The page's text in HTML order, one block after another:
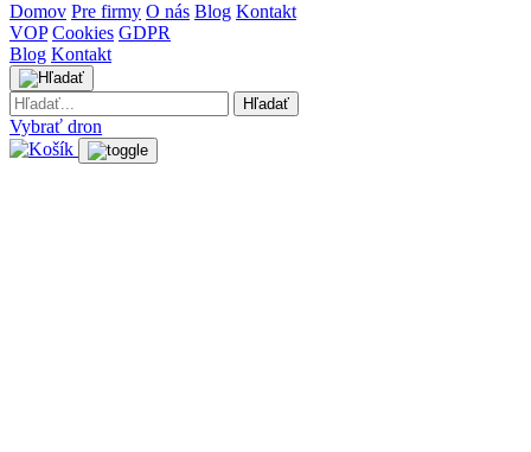
Domov Pre firmy O nás Blog Kontakt
VOP Cookies GDPR
Blog Kontakt
Vyhľadávať
Hľadať
Vybrať dron